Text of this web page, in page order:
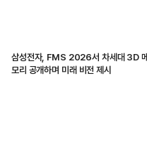
삼성전자, FMS 2026서 차세대 3D 메
모리 공개하며 미래 비전 제시